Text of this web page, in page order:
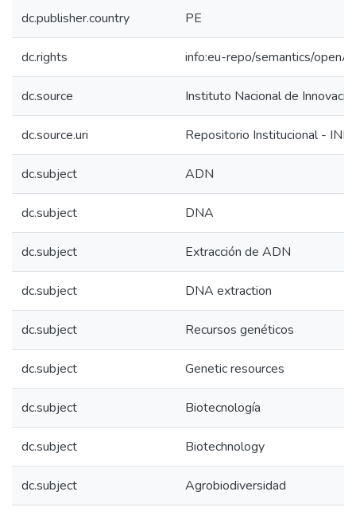
dc.publisher.country PE
dc.rights info:eu-repo/semantics/
dc.source Instituto Nacional de
dc.source.uri Repositorio Institucional - INIA
dc.subject ADN
dc.subject DNA
dc.subject Extracción de ADN
dc.subject DNA extraction
dc.subject Recursos genéticos
dc.subject Genetic resources
dc.subject Biotecnología
dc.subject Biotechnology
dc.subject Agrobiodiversidad